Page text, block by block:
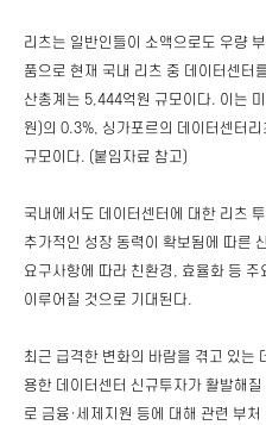
리츠는 일반인들이 소액으로도 우량
품으로 현재 국내 리츠 중 데이터센터
산총계는 5,444억원 규모이다. 이는
원)의 0.3%, 싱가포르의 데이터센터
규모이다. (붙임자료 참고)
국내에서도 데이터센터에 대한 리츠
추가적인 성장 동력이 확보됨에 따른
요구사항에 따라 친환경, 효율화 등 주
이루어질 것으로 기대된다.
최근 급격한 변화의 바람을 겪고 있는
용한 데이터센터 신규투자가 활발해
로 금융·세제지원 등에 대해 관련 부